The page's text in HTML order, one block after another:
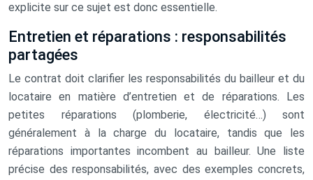
explicite sur ce sujet est donc essentielle.
Entretien et réparations : responsabilités
partagées
Le contrat doit clarifier les responsabilités du bailleur et du
locataire en matière d’entretien et de réparations. Les
petites réparations (plomberie, électricité…) sont
généralement à la charge du locataire, tandis que les
réparations importantes incombent au bailleur. Une liste
précise des responsabilités, avec des exemples concrets,